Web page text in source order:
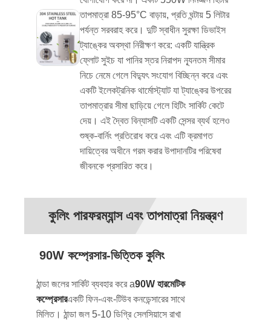
তাপমাত্রা 85-95°C বাড়ায়, প্রতি ঘন্টায় 5 লিটার
পর্যন্ত সরবরাহ করে। দুটি স্বাধীন সুরক্ষা ডিভাইস
ট্যাঙ্কের অবস্থা নিরীক্ষণ করে: একটি যান্ত্রিক
ফ্লোট সুইচ যা পানির স্তর নিরাপদ ন্যূনতম সীমার
নিচে নেমে গেলে বিদ্যুৎ সংযোগ বিচ্ছিন্ন করে এবং
একটি ইলেকট্রনিক থার্মোস্ট্যাট যা ট্যাঙ্কের উপরের
তাপমাত্রার সীমা ছাড়িয়ে গেলে হিটিং সার্কিট কেটে
দেয়। এই দ্বৈত বিন্যাসটি একটি সেন্সর ব্যর্থ হলেও
শুষ্ক-বার্নিং প্রতিরোধ করে এবং এটি ক্রমাগত
দায়িত্বের অধীনে গরম করার উপাদানটির পরিষেবা
জীবনকে প্রসারিত করে।
কুলিং পারফরম্যান্স এবং তাপমাত্রা নিয়ন্ত্রণ
90W কম্প্রেসার-ভিত্তিক কুলিং
ঠান্ডা জলের সার্কিট ব্যবহার করে a90W হারমেটিক
কম্প্রেসারএকটি ফিন-এবং-টিউব কনডেন্সারের সাথে
মিলিত। ঠান্ডা জল 5-10 ডিগ্রি সেলসিয়াসে রাখা